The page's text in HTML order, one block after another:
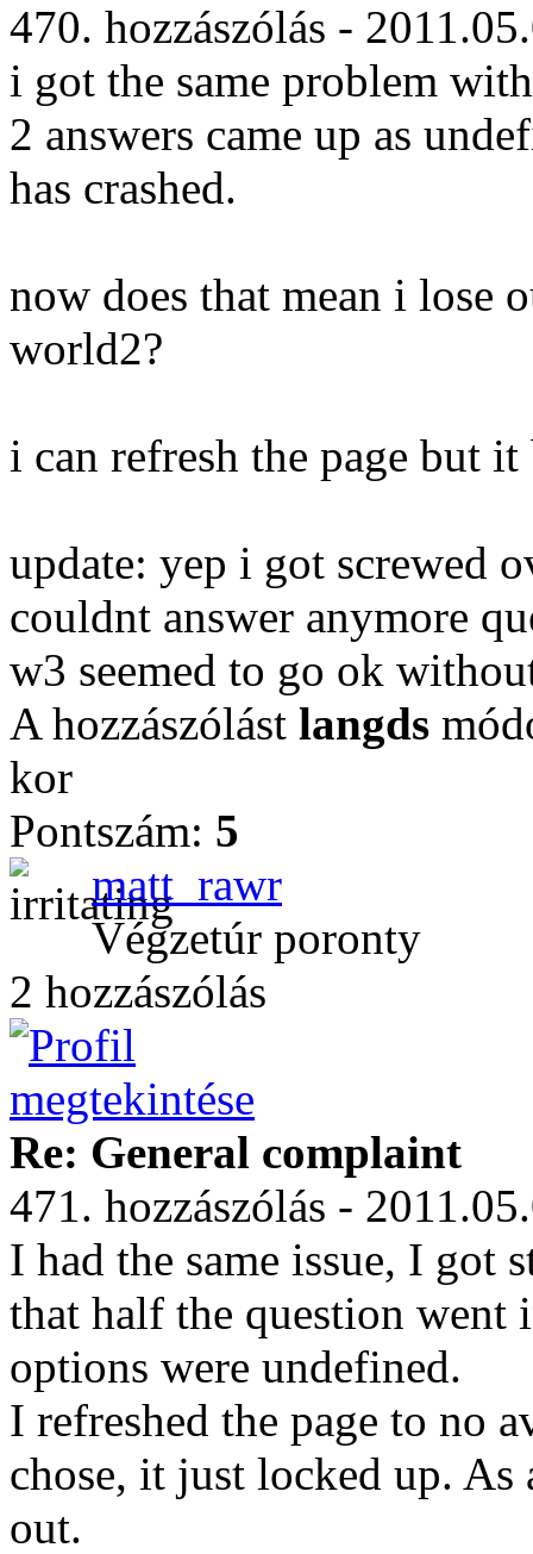
470. hozzászólás -
i got the same problem
2 answers came up as
has crashed.
now does that mean i lose
world2?
i can refresh the page but
update: yep i got screwed
couldnt answer anymore
w3 seemed to go ok
A hozzászólást langds
kor
Pontszám: 5
matt_rawr
Végzetúr poronty
2 hozzászólás
Re: General complaint
471. hozzászólás -
I had the same issue, I got
that half the question went
options were undefined.
I refreshed the page to no
chose, it just locked up.
out.